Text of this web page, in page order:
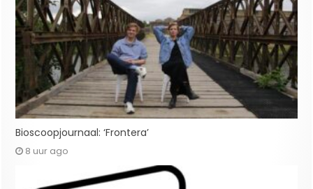
Bioscoopjournaal: ‘Frontera’
8 uur ago